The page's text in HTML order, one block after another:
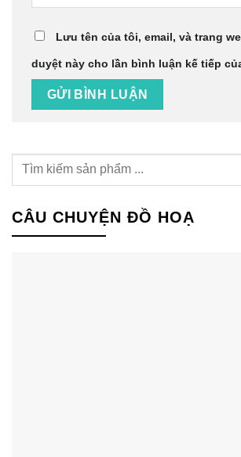
Lưu tên của tôi, email, và trang
duyệt này cho lần bình luận kế tiếp
CÂU CHUYỆN ĐỒ HOẠ